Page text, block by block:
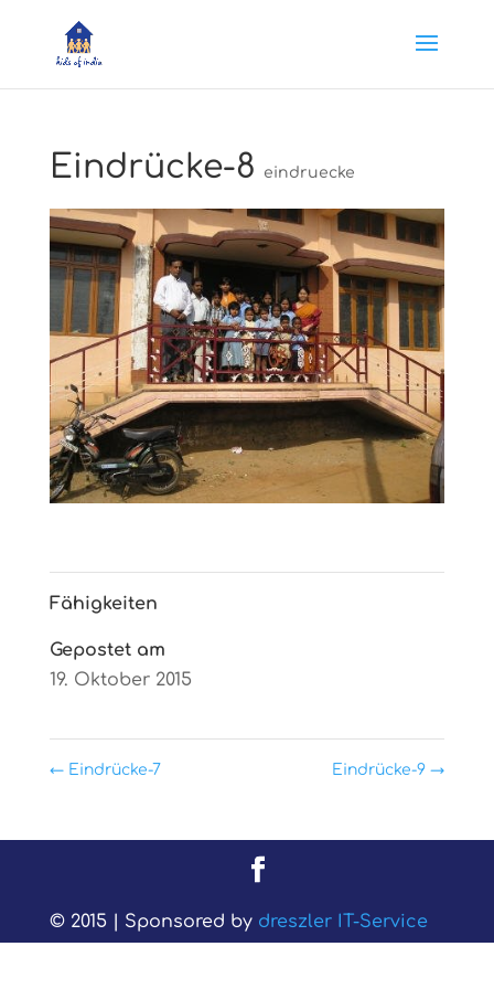
Eindrücke-8 eindruecke
Fähigkeiten
Gepostet am
19. Oktober 2015
←Eindrücke-7 Eindrücke-9→
© 2015 | Sponsored by dreszler IT-Service